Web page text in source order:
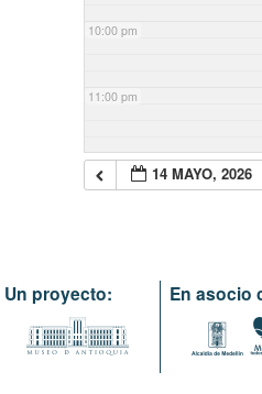
10:00 pm
11:00 pm
14 MAYO, 2026
Un proyecto: En asocio